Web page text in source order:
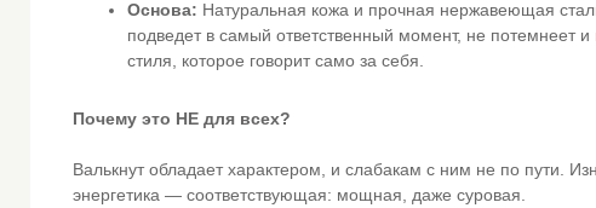
Основа: Натуральная кожа и прочная нержавеющая
подведет в самый ответственный момент, не потемнеет
стиля, которое говорит само за себя.
Почему это НЕ для всех?
Валькнут обладает характером, и слабакам с ним не по пути.
энергетика — соответствующая: мощная, даже суровая.